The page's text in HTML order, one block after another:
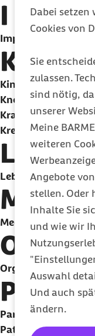
Dabei setzen
Cookies von
Sie
zulassen.
sind nötig,
unserer
Meine
weiteren
Angebote
stellen. Oder
Inhalte Sie
und wie wir
Auswahl
Und auch
ändern.
I
Impfen
K
Kinder
Krankheiten A-Z
Krebs
L
Lebensrezepte
M
Medikamente
O
Organspende
P
Partnerschaft
Patientenrechte A-